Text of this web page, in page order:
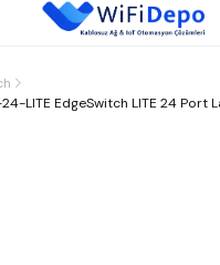
LITE EdgeSwitch LITE 24 Port